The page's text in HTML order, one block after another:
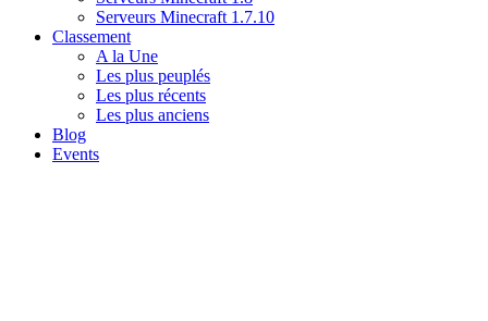
Serveurs Minecraft 1.7.10
Classement
A la Une
Les plus peuplés
Les plus récents
Les plus anciens
Blog
Events